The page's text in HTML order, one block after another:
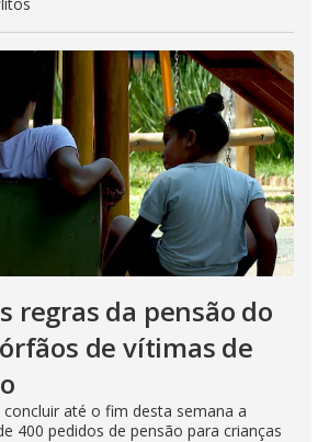
regras da pensão do
de vítimas de
até o fim desta semana a
400 pedidos de pensão para crianças